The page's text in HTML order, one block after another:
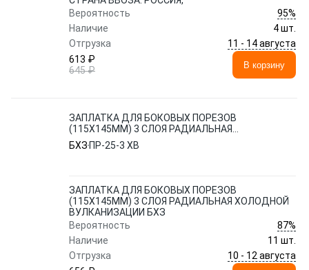
Вероятность
95%
Наличие
4 шт.
Отгрузка
11 - 14 августа
613 ₽
645 ₽
В корзину
ЗАПЛАТКА ДЛЯ БОКОВЫХ ПОРЕЗОВ
(115Х145ММ) 3 СЛОЯ РАДИАЛЬНАЯ
ХОЛОДНОЙ ВУЛКАНИЗАЦИИ БХЗ
БХЗ ПР-25-3 ХВ
ЗАПЛАТКА ДЛЯ БОКОВЫХ ПОРЕЗОВ
(115Х145ММ) 3 СЛОЯ РАДИАЛЬНАЯ ХОЛОДНОЙ
ВУЛКАНИЗАЦИИ БХЗ
Вероятность
87%
Наличие
11 шт.
Отгрузка
10 - 12 августа